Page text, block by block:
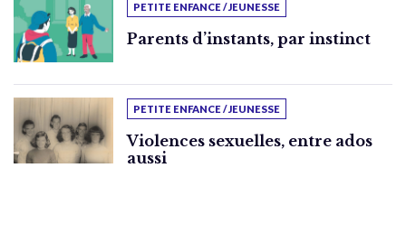
PETITE ENFANCE / JEUNESSE
Parents d’instants, par instinct
PETITE ENFANCE / JEUNESSE
Violences sexuelles, entre ados
aussi